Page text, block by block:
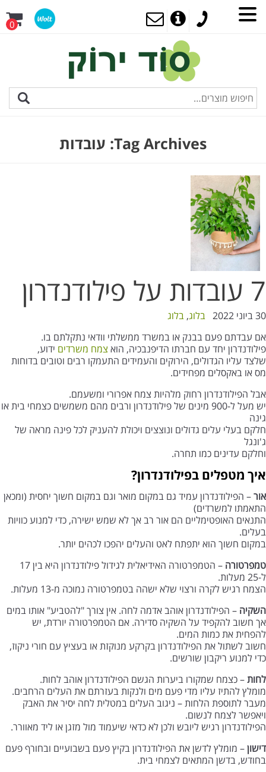
0
Tag Archives: עובדות
7 עובדות על פילודנדרון
30 ביוני 2022 בלוג, בלוג
אם עבדתם פעם בבנק או במשרד ממשלתי וודאי נתקלתם בו.
פילודנדרון יחד עם חברתו הדיפנבכיה, הוא צמח משרדים ידוע,
שלצד עליו הגדולים, הירוקים והעמידים התעמקו רבים וטובים בדוחות
מס או באקסלים מפחידים.
אבל הפילודנדרון רחוק מלהיות צמח אפרורי ומשעמם.
יש מעל ל-900 מינים של פילודנדרון ורבים מהם משמשים כצמחי בית או
גינה
חלקם בעלי עלים גדולים ונוצצים ויכולת להעניק לכל פינה מראה של
ג'ונגל
וחלקם עדינים כמו תחרה.
איך מטפלים בפילודנדרון?
אור– הפילודנדרון עמיד גם במקום מואר וגם במקום חשוך יחסית (ומכאן
התאמתו למשרדים)
התנאים האופטימליים הם אור רב אך לא שמש ישירה, כדי למנוע כוויות
בעלים.
במקום חשוך הוא יתפתח לאט והעלים יהפכו לכהים יותר.
טמפרטורה
– הטמפרטורה האידיאלית לגידול פילודנדרון היא בין 17
ל-25 מעלות.
הצמח רגיש לקרה ורצוי שלא ישהה בטמפרטורה נמוכה מ-13 מעלות.
השקיה – הפילודנדרון אוהב אדמה לחה. אין צורך "להטביע" אותו במים
אך חשוב להקפיד על השקיה סדירה. אם הטמפרטורה יורדת, יש
להפחית את כמות המים.
חשוב לשתול את הפילודנדרון בקרקע מנוקזת או בעציץ עם חורי ניקוז,
כדי למנוע ריקבון שורשים.
לחות– כצמח שמקורו ביערות הגשם הפילודנדרון אוהב לחות.
מומלץ להתיז עליו מדי פעם מים ולנקות בעזרתם את העלים הרחבים.
מעבר לתוספת הלחות – ניגוב העלים במטלית לחה יסיר את האבק
ויאפשר לצמח לנשום.
הפילודנדרון רגיש ליובש ולכן לא כדאי שיעמוד מול מזגן או ליד מאוורר.
דישון– מומלץ לדשן את הפילודנדרון בקיץ פעם בשבועיים ובחורף פעם
בחודש, בדשן המתאים לצמחי בית.